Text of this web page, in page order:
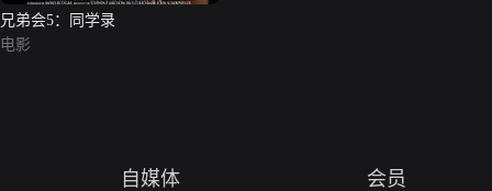
兄弟会5：同学录
电影
自媒体 会员